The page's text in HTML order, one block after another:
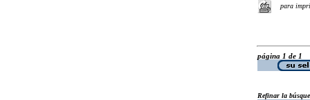
para
página 1 de 1
Refinar la